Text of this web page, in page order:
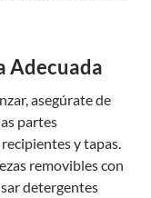
Adecuada
asegúrate de
partes
y tapas.
removibles con
detergentes